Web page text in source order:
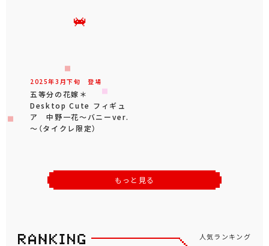
2025年3 月下旬 登場
五等分の花嫁＊
Desktop Cute フィギュ
ア 中野一花～バニーver.
～（タイクレ限定）
もっと見る
人気ランキング